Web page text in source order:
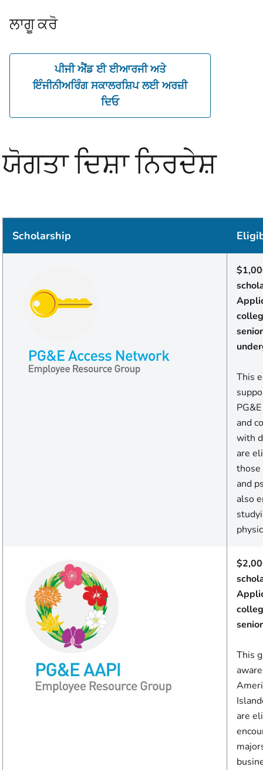
ਲਾਗੂ ਕਰੋ
ਪੀਜੀ ਐਂਡ ਈ ਈਆਰਜੀ ਅਤੇ
ਇੰਜੀਨੀਅਰਿੰਗ ਸਕਾਲਰਸ਼ਿਪ ਲਈ ਅਰਜ਼ੀ
ਦਿਓ
ਯੋਗਤਾ ਦਿਸ਼ਾ ਨਿਰਦੇਸ਼
Scholarship
This
and
with
are
those
and
also
This
are